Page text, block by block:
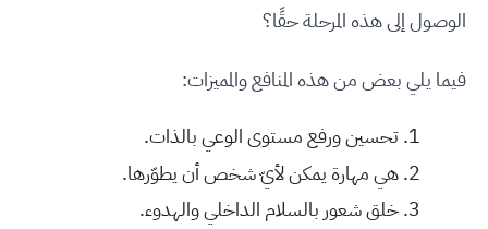
الوصول إلى هذه المرحلة حقًا؟
فيما يلي بعض من هذه المنافع والمميزات:
تحسين ورفع مستوى الوعي بالذات.
هي مهارة يمكن لأيّ شخص أن يطوّرها.
خلق شعور بالسلام الداخلي والهدوء.